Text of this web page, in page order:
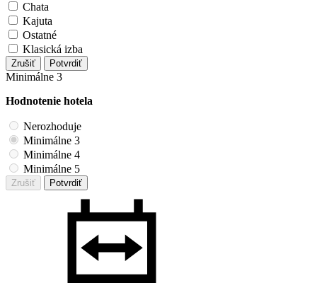
Chata
Kajuta
Ostatné
Klasická izba
Zrušiť Potvrdiť
Minimálne 3
Hodnotenie hotela
Nerozhoduje
Minimálne 3
Minimálne 4
Minimálne 5
Zrušiť Potvrdiť